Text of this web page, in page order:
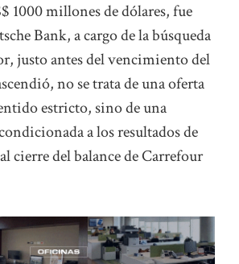
1000 millones de dólares, fue
Bank, a cargo de la búsqueda
justo antes del vencimiento del
no se trata de una oferta
estricto, sino de una
a los resultados de
cierre del balance de Carrefour